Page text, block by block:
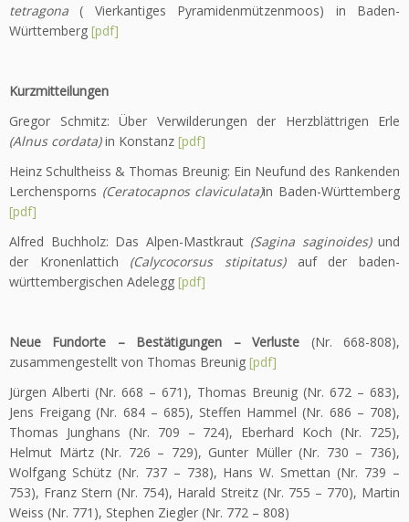
tetragona( Vierkantiges Pyramidenmützenmoos) in Baden-
Württemberg [pdf]
Kurzmitteilungen
Gregor Schmitz: Über Verwilderungen der Herzblättrigen Erle
(Alnus cordata)in Konstanz [pdf]
Heinz Schultheiss & Thomas Breunig: Ein Neufund des Rankenden
Lerchensporns (Ceratocapnos claviculata)in Baden-Württemberg
[pdf]
Alfred Buchholz: Das Alpen-Mastkraut (Sagina saginoides) und
der Kronenlattich (Calycocorsus stipitatus) auf der baden-
württembergischen Adelegg [pdf]
Neue Fundorte – Bestätigungen – Verluste (Nr. 668-808),
zusammengestellt von Thomas Breunig [pdf]
Jürgen Alberti (Nr. 668 – 671), Thomas Breunig (Nr. 672 – 683),
Jens Freigang (Nr. 684 – 685), Steffen Hammel (Nr. 686 – 708),
Thomas Junghans (Nr. 709 – 724), Eberhard Koch (Nr. 725),
Helmut Märtz (Nr. 726 – 729), Gunter Müller (Nr. 730 – 736),
Wolfgang Schütz (Nr. 737 – 738), Hans W. Smettan (Nr. 739 –
753), Franz Stern (Nr. 754), Harald Streitz (Nr. 755 – 770), Martin
Weiss (Nr. 771), Stephen Ziegler (Nr. 772 – 808)